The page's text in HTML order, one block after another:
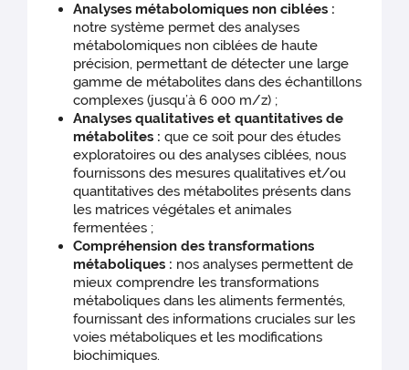
Analyses métabolomiques non ciblées :
notre système permet des analyses
métabolomiques non ciblées de haute
précision, permettant de détecter une large
gamme de métabolites dans des échantillons
complexes (jusqu’à 6 000 m/z) ;
Analyses qualitatives et quantitatives de
métabolites : que ce soit pour des études
exploratoires ou des analyses ciblées, nous
fournissons des mesures qualitatives et/ou
quantitatives des métabolites présents dans
les matrices végétales et animales
fermentées ;
Compréhension des transformations
métaboliques : nos analyses permettent de
mieux comprendre les transformations
métaboliques dans les aliments fermentés,
fournissant des informations cruciales sur les
voies métaboliques et les modifications
biochimiques.